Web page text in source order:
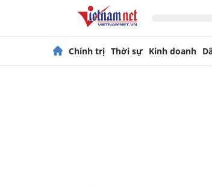
Chính trị Thời sự Kinh doanh